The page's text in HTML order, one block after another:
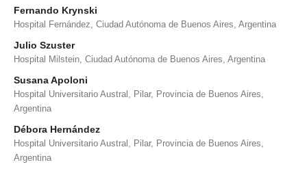
Fernando Krynski
Hospital Fernández, Ciudad Autónoma de Buenos Aires, Argentina
Julio Szuster
Hospital Milstein, Ciudad Autónoma de Buenos Aires, Argentina
Susana Apoloni
Hospital Universitario Austral, Pilar, Provincia de Buenos Aires,
Argentina
Débora Hernández
Hospital Universitario Austral, Pilar, Provincia de Buenos Aires,
Argentina